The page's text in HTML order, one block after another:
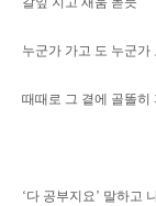
누군가 가고 도 누군가
때때로 그 곁에 골똘히
‘다 공부지요’ 말하고